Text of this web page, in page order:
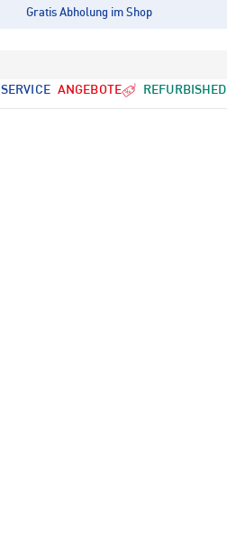
Gratis Abholung im Shop
ANGEBOTE REFURBISHED